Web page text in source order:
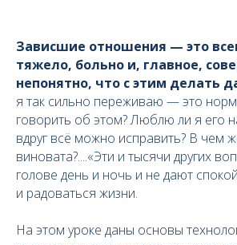
Зависшие отношения — это
тяжело, больно и, главное,
непонятно, что с этим делать
я так сильно переживаю — это
говорить об этом? Люблю ли я его
вдруг всё можно исправить? В чем
виновата?....«Эти и тысячи других
голове день и ночь и не дают
и радоваться жизни.
На этом уроке даны основы